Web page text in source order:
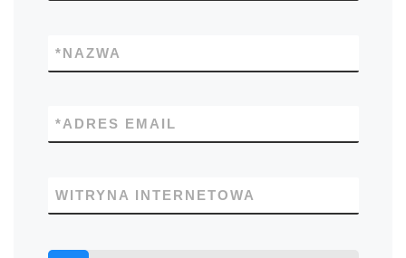
NAZWA
*
ADRES EMAIL
*
WITRYNA INTERNETOWA